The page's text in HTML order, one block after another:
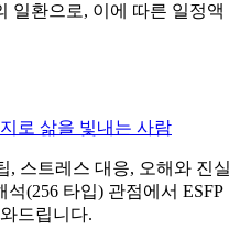
일환으로, 이에 따른 일정액
로 삶을 빛내는 사람
, 스트레스 대응, 오해와 진
(256 타입) 관점에서 ESFP
드립니다.